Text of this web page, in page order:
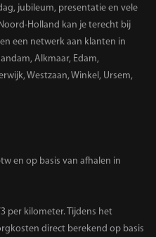
jubileum, presentatie en vele
Holland kan je terecht bij
een netwerk aan klanten in
Alkmaar, Edam,
Westzaan, Winkel, Ursem,
en op basis van afhalen in
per kilometer. Tijdens het
direct berekend op basis